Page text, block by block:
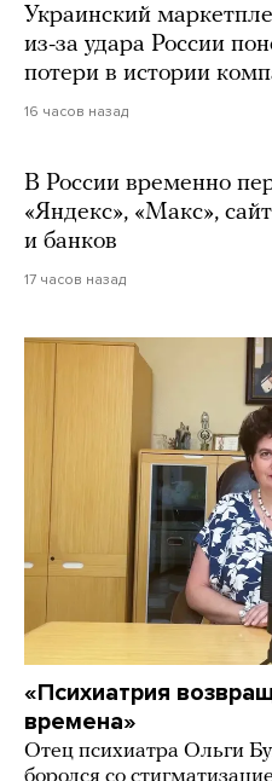
Украинский
из-за удара России
потери в истории
16 часов назад
В России временно
«Яндекс», «Макс»,
и банков
17 часов назад
«Психиатрия
времена»
Отец психиатра Ольги
боролся со